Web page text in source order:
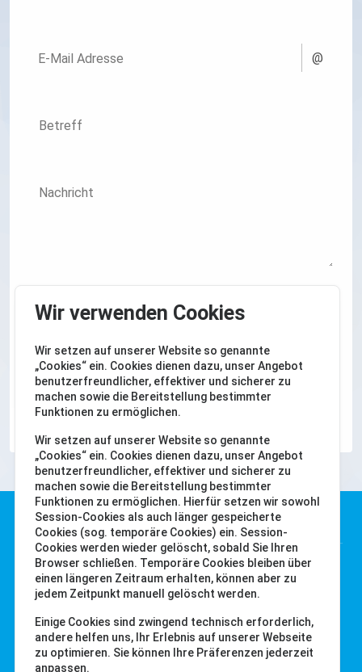
Wir verwenden Cookies
Wir setzen auf unserer Website so genannte
„Cookies“ ein. Cookies dienen dazu, unser Angebot
benutzerfreundlicher, effektiver und sicherer zu
machen sowie die Bereitstellung bestimmter
Funktionen zu ermöglichen.
Wir setzen auf unserer Website so genannte
„Cookies“ ein. Cookies dienen dazu, unser Angebot
benutzerfreundlicher, effektiver und sicherer zu
machen sowie die Bereitstellung bestimmter
Funktionen zu ermöglichen. Hierfür setzen wir sowohl
Session-Cookies als auch länger gespeicherte
Cookies (sog. temporäre Cookies) ein. Session-
Cookies werden wieder gelöscht, sobald Sie Ihren
Browser schließen. Temporäre Cookies bleiben über
einen längeren Zeitraum erhalten, können aber zu
jedem Zeitpunkt manuell gelöscht werden.
Einige Cookies sind zwingend technisch erforderlich,
andere helfen uns, Ihr Erlebnis auf unserer Webseite
zu optimieren. Sie können Ihre Präferenzen jederzeit
anpassen.
@
E-Mail Adresse
Betreff
Nachricht
ABSENDEN
Water-i.d. GmbH
Daimlerstr. 20
76344 Eggenstein
Tel. +49 (0) 721-782029-0
Fax +49 (0) 721-782029-11